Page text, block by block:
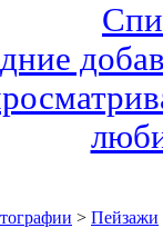
> Пейзажи